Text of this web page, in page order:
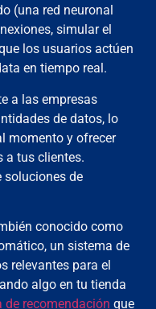
(una red neuronal
simular el
los usuarios actúen
en tiempo real.
a las empresas
de datos, lo
momento y ofrecer
a tus clientes.
soluciones de
conocido como
un sistema de
relevantes para el
algo en tu tienda
de recomendación que